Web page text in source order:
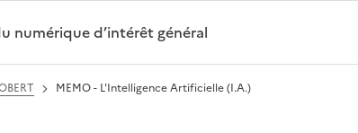
d’intérêt général- Retour à la page d'accueil
numérique d’intérêt général
MEMO - L'Intelligence Artificielle (I.A.)